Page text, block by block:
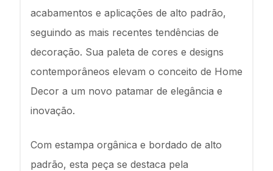
acabamentos e aplicações de alto padrão,
seguindo as mais recentes tendências de
decoração. Sua paleta de cores e designs
contemporâneos elevam o conceito de Home
Decor a um novo patamar de elegância e
inovação.
Com estampa orgânica e bordado de alto
padrão, esta peça se destaca pela